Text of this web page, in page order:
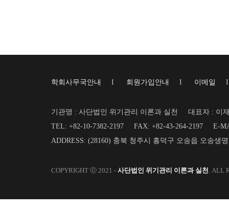
학회사무국안내 I 회원가입안내 I 이메일
기관명 : 사단법인 위기관리 이론과 실천
대표자 : 이
TEL: +82-10-7382-2197
FAX: +82-43-264-2197
E-
ADDRESS: (28160) 충북 청주시 흥덕구 오송읍 오송생
COPYRIGHT ⓒ 2021 - 사단법인 위기관리 이론과 실천. ALL